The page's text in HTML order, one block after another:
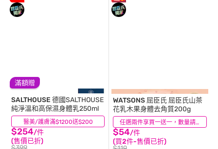
滿額贈
醫美/護膚滿$1200送$200
SALTHOUSE 德國SALTHOUSE
純淨溫和高保濕身體乳250ml
$254/件
(售價已折)
(1) 任選兩件享買一送一，數量請選2件
WATSONS 屈臣氏 屈臣氏山茶
花乳木果身體去角質200g
$54/件
(買2件-售價已折)
(33)